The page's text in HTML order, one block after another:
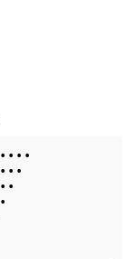
• • • •
• • •
• •
•